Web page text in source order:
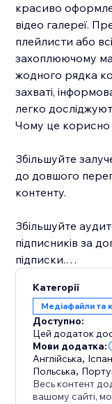
красиво
відео галереї.
плейлисти або
захоплюючому
жодного рядка
захваті,
легко
Чому це корисно
Збільшуйте
до довшого
контенту.
Збільшуйте
підписників за
підписки.
Підвищуйте
продукти,
візуально
Будьте в
стилі та макети,
веб-сайту.
Категорії
Медіафайли та
Доступно:
Цей додаток
Мови додатка:
Англійська,
Польська,
Весь контент
вашому сайті,